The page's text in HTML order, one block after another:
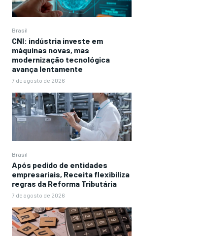
Brasil
CNI: indústria investe em
máquinas novas, mas
modernização tecnológica
avança lentamente
7 de agosto de 2026
Brasil
Após pedido de entidades
empresariais, Receita flexibiliza
regras da Reforma Tributária
7 de agosto de 2026